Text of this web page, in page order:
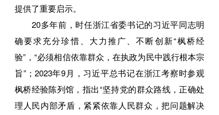
提供了重要启示。
20多年前，时任浙江省委书记的习近平同志明
确要求充分珍惜、大力推广、不断创新“枫桥经
验”，“必须相信依靠群众，在执政为民中践行根本宗
旨”；2023年9月，习近平总书记在浙江考察时参观
枫桥经验陈列馆，指出“坚持党的群众路线，正确处
理人民内部矛盾，紧紧依靠人民群众，把问题解决